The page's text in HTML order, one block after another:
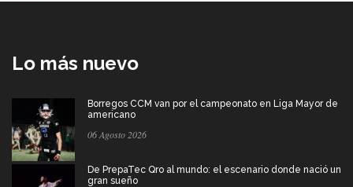
Lo más nuevo
Borregos CCM van por el campeonato en Liga Mayor de
americano
06 Agosto 2026
De PrepaTec Qro al mundo: el escenario donde nació un
gran sueño